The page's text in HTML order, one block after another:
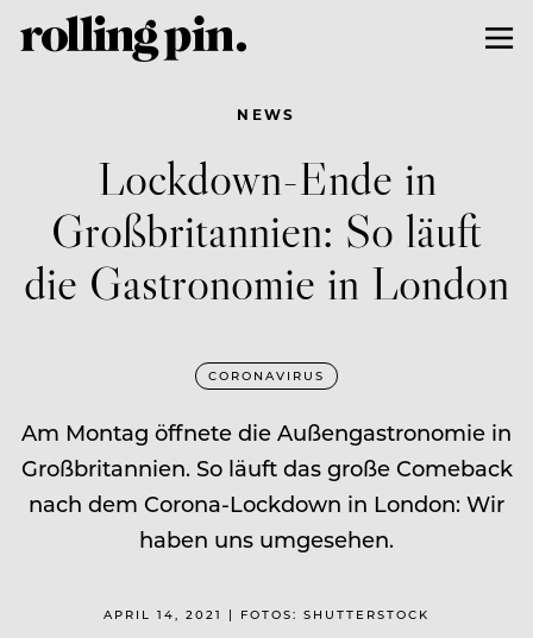
NEWS
Lockdown-Ende in
Großbritannien: So läuft
die Gastronomie in London
CORONAVIRUS
Am Montag öffnete die Außengastronomie in
Großbritannien. So läuft das große Comeback
nach dem Corona-Lockdown in London: Wir
haben uns umgesehen.
APRIL 14, 2021 | FOTOS: SHUTTERSTOCK